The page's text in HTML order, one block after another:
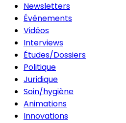
Newsletters
Événements
Vidéos
Interviews
Études/Dossiers
Politique
Juridique
Soin/hygiène
Animations
Innovations